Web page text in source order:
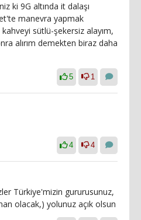
ki 9G altında it dalaşı
manevra yapmak
sütlü-şekersiz alayım,
alırım demekten biraz daha
5 1
4 4
Türkiye'mizin gururusunuz,
olacak,) yolunuz açık olsun